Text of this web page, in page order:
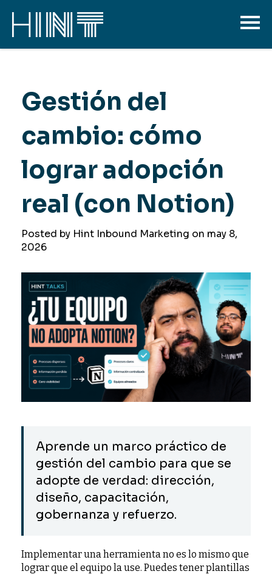
Gestión del
cambio: cómo
lograr adopción
real (con Notion)
Posted by Hint Inbound Marketing on may 8,
2026
Aprende un marco práctico de
gestión del cambio para que se
adopte de verdad: dirección,
diseño, capacitación,
gobernanza y refuerzo.
Implementar una herramienta no es lo mismo que
lograr que el equipo la use. Puedes tener plantillas